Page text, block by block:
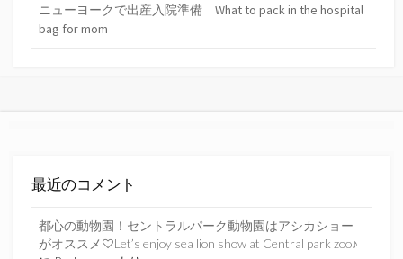
ニューヨークで出産入院準備 What to pack in the hospital
bag for mom
最近のコメント
都心の動物園！セントラルパーク動物園はアシカショー
がオススメ♡Let’s enjoy sea lion show at Central park zoo♪